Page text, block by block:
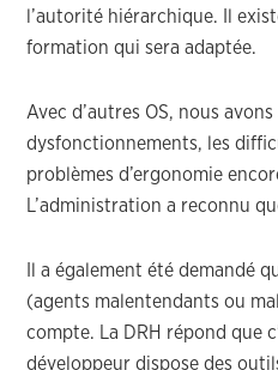
l’autorité hiérarchique. Il
formation qui sera adaptée.
Avec d’autres OS, nous
dysfonctionnements, les
problèmes d’ergonomie
L’administration a reconnu
Il a également été demandé
(agents malentendants ou
compte. La DRH répond que
développeur dispose des